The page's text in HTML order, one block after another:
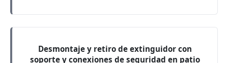
Desmontaje y retiro de extinguidor con
soporte y conexiones de seguridad en patio